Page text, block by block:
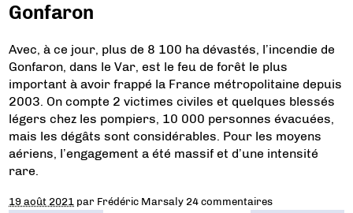
Gonfaron
Avec, à ce jour, plus de 8 100 ha dévastés, l’incendie de
Gonfaron, dans le Var, est le feu de forêt le plus
important à avoir frappé la France métropolitaine depuis
2003. On compte 2 victimes civiles et quelques blessés
légers chez les pompiers, 10 000 personnes évacuées,
mais les dégâts sont considérables. Pour les moyens
aériens, l’engagement a été massif et d’une intensité
rare.
19 août 2021 par Frédéric Marsaly 24 commentaires